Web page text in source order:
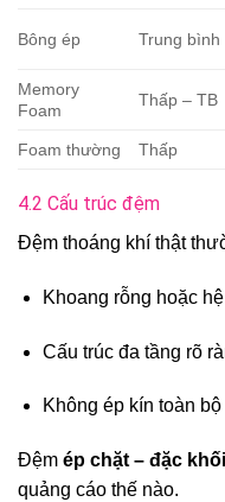
Bông ép Trung bình
Memory
Foam
Thấp – TB
Foam thường Thấp
4.2 Cấu trúc đệm
Đệm thoáng khí thật
Khoang rỗng hoặc
Cấu trúc đa tầng rõ
Không ép kín toàn bộ
Đệm ép chặt – đặc khối
quảng cáo thế nào.